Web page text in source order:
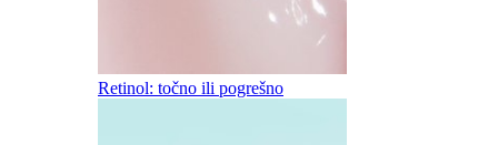
Retinol: točno ili pogrešno